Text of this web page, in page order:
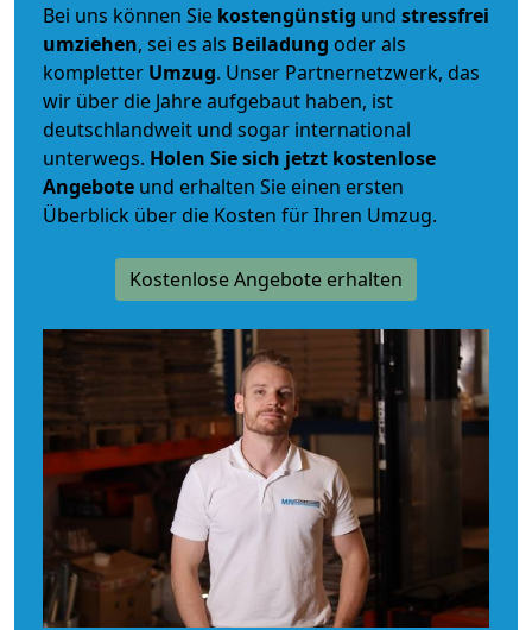
Bei uns können Sie kostengünstig und stressfrei
umziehen, sei es als Beiladung oder als
kompletter Umzug. Unser Partnernetzwerk, das
wir über die Jahre aufgebaut haben, ist
deutschlandweit und sogar international
unterwegs. Holen Sie sich jetzt kostenlose
Angebote und erhalten Sie einen ersten
Überblick über die Kosten für Ihren Umzug.
Kostenlose Angebote erhalten